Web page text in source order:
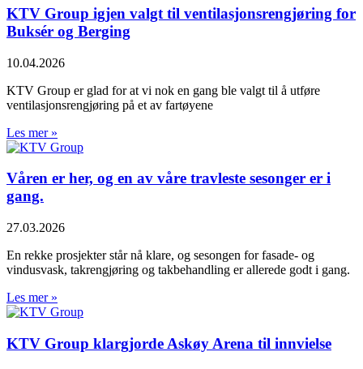
KTV Group igjen valgt til ventilasjonsrengjøring for
Buksér og Berging
10.04.2026
KTV Group er glad for at vi nok en gang ble valgt til å utføre
ventilasjonsrengjøring på et av fartøyene
Les mer »
Våren er her, og en av våre travleste sesonger er i
gang.
27.03.2026
En rekke prosjekter står nå klare, og sesongen for fasade- og
vindusvask, takrengjøring og takbehandling er allerede godt i gang.
Les mer »
KTV Group klargjorde Askøy Arena til innvielse